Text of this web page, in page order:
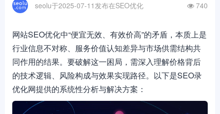
seolu于2025-07-11发布在SEO优化 740
网站SEO优化中“便宜无效、有效价高”的矛盾，本质上是
行业信息不对称、服务价值认知差异与市场供需结构共
同作用的结果。要破解这一困局，需深入理解价格背后
的技术逻辑、风险构成与效果实现路径。以下是SEO录
优化网提供的系统性分析与解决方案：